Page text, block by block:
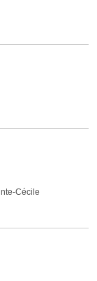
Cécile